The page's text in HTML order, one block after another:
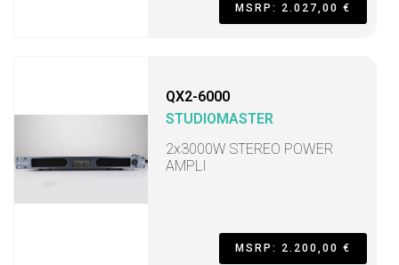
MSRP: 2.027,00 €
QX2-6000
STUDIOMASTER
2x3000W STEREO POWER
AMPLI
MSRP: 2.200,00 €